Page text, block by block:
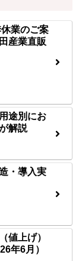
業のご案
産業直販
途別にお
解説
・導入実
値上げ）
年6月）